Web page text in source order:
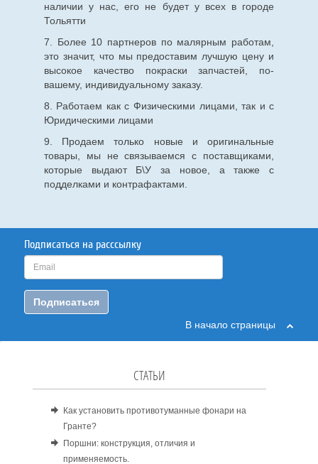
наличии у нас, его не будет у всех в городе
Тольятти
7. Более 10 партнеров по малярным работам,
это значит, что мы предоставим лучшую цену и
высокое качество покраски запчастей, по-
вашему, индивидуальному заказу.
8. Работаем как с Физическими лицами, так и с
Юридическими лицами
9. Продаем только новые и оригинальные
товары, мы не связываемся с поставщиками,
которые выдают Б\У за новое, а также с
подделками и контрафактами.
Подписаться на расссылку
Подписаться
В начало страницы
СТАТЬИ
Как установить противотуманные фонари на
Гранте?
Поршни: конструкция, отличия и
применяемость.